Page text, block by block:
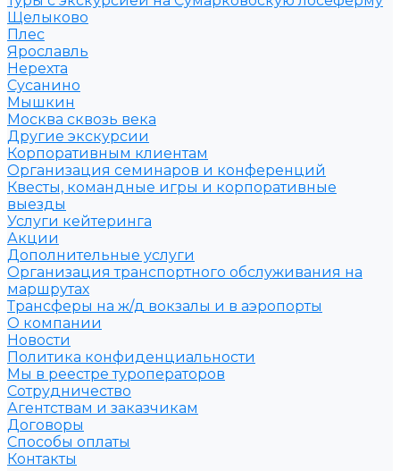
Щелыково
Плес
Ярославль
Нерехта
Сусанино
Мышкин
Москва сквозь века
Другие экскурсии
Корпоративным клиентам
Организация семинаров и конференций
Квесты, командные игры и корпоративные
выезды
Услуги кейтеринга
Акции
Дополнительные услуги
Организация транспортного обслуживания на
маршрутах
Трансферы на ж/д вокзалы и в аэропорты
О компании
Новости
Политика конфиденциальности
Мы в реестре туроператоров
Сотрудничество
Агентствам и заказчикам
Договоры
Способы оплаты
Контакты